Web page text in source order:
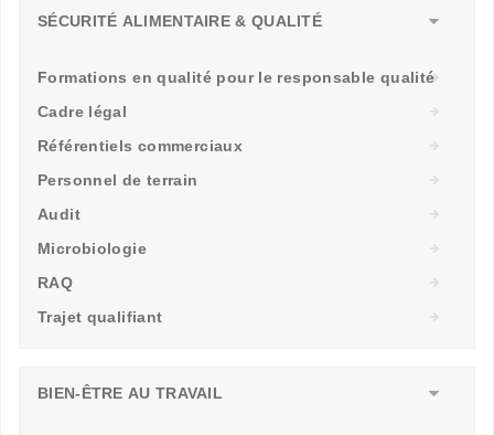
SÉCURITÉ ALIMENTAIRE & QUALITÉ
Formations en qualité pour le responsable qualité
Cadre légal
Référentiels commerciaux
Personnel de terrain
Audit
Microbiologie
RAQ
Trajet qualifiant
BIEN-ÊTRE AU TRAVAIL